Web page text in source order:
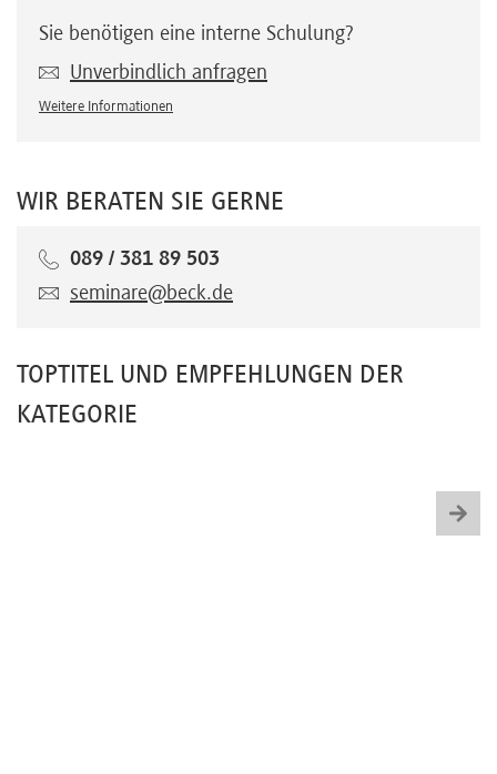
Sie benötigen eine interne Schulung?
Unverbindlich anfragen
Weitere Informationen
WIR BERATEN SIE GERNE
089 / 381 89 503
seminare@beck.de
TOPTITEL UND EMPFEHLUNGEN DER
KATEGORIE